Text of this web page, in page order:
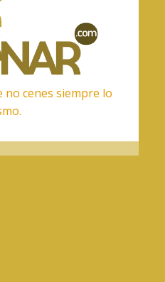
no cenes siempre lo